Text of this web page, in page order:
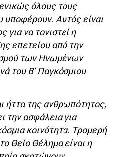
όλους τους
Αυτός είναι
για να τονιστεί η
επετείου από την
των Ηνωμένων
του Β’ Παγκόσμιου
ήττα της ανθρωπότητος,
την ασφάλεια για
κοινότητα. Τρομερή
Θείο Θέλημα είναι η